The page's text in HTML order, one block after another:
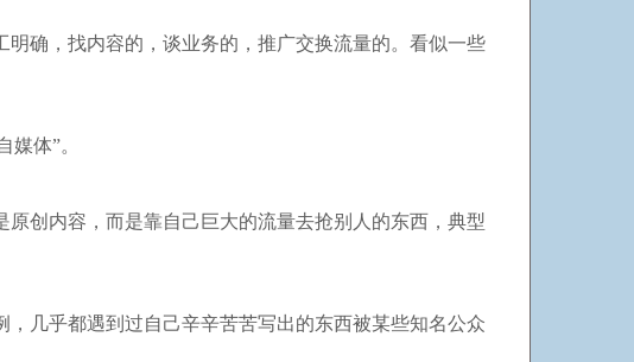
确，找内容的，谈业务的，推广交换流量的。看似一些
体”。
创内容，而是靠自己巨大的流量去抢别人的东西，典型
几乎都遇到过自己辛辛苦苦写出的东西被某些知名公众